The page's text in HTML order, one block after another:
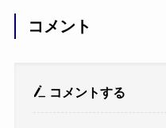
コメント
コメントする